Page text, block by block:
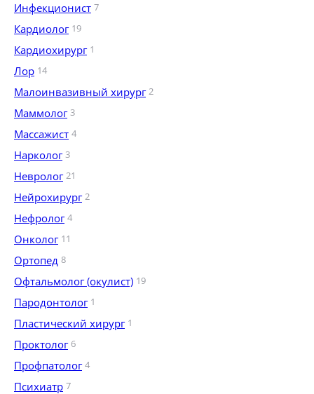
Инфекционист 7
Кардиолог 19
Кардиохирург 1
Лор 14
Малоинвазивный хирург 2
Маммолог 3
Массажист 4
Нарколог 3
Невролог 21
Нейрохирург 2
Нефролог 4
Онколог 11
Ортопед 8
Офтальмолог (окулист) 19
Пародонтолог 1
Пластический хирург 1
Проктолог 6
Профпатолог 4
Психиатр 7